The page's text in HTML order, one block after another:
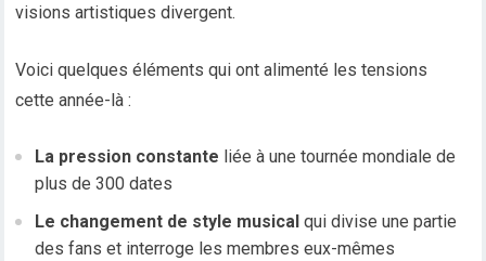
visions artistiques divergent.
Voici quelques éléments qui ont alimenté les tensions
cette année-là :
La pression constante liée à une tournée mondiale de
plus de 300 dates
Le changement de style musical qui divise une partie
des fans et interroge les membres eux-mêmes